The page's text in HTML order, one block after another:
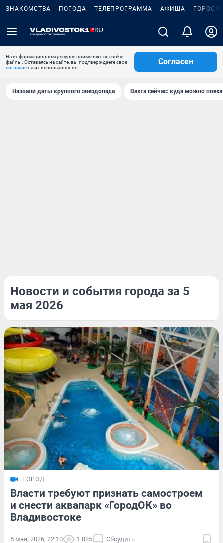
ЗНАКОМСТВА ПОГОДА ТЕЛЕПРОГРАММА АФИША
На информационном ресурсе применяются cookie-
файлы. Оставаясь на сайте, вы подтверждаете свое
согласиена их использование.
Согласен
Назвали даты крупного звездопада Вахта сейчас: куда можно
Новости и события города за 5
мая 2026
ГОРОД
Власти требуют признать самостроем
и снести аквапарк «ГородОК» во
Владивостоке
5 мая, 2026, 22:10 1 825 Обсудить